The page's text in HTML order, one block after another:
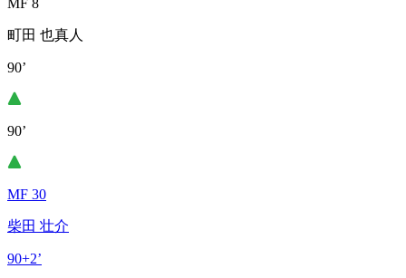
MF 8
町田 也真人
90’
90’
MF 30
柴田 壮介
90+2’